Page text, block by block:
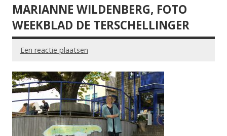
MARIANNE WILDENBERG, FOTO
WEEKBLAD DE TERSCHELLINGER
Een reactie plaatsen